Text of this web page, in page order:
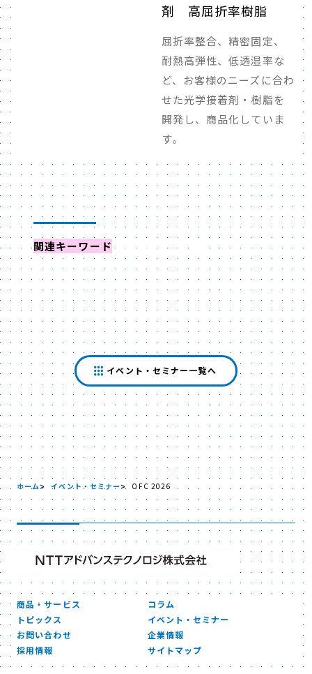
剤 高屈折率樹脂
屈折率整合、精密固定、
耐熱高弾性、低透湿率な
ど、お客様のニーズに合わ
せた光学接着剤・樹脂を
開発し、商品化していま
す。
関連キーワード からイベントを探す
イベント・セミナー一覧へ
ホーム イベント・セミナー OFC 2026
商品・サービス
コラム
トピックス
イベント・セミナー
お問い合わせ
企業情報
採用情報
サイトマップ